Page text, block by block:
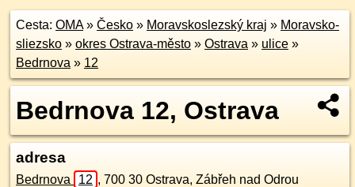
Cesta: OMA» Česko » Moravskoslezský kraj » Moravsko-
sliezsko » okres Ostrava-město » Ostrava » ulice »
Bedrnova » 12
Bedrnova 12, Ostrava
adresa
Bedrnova 12 , 700 30 Ostrava, Zábřeh nad Odrou